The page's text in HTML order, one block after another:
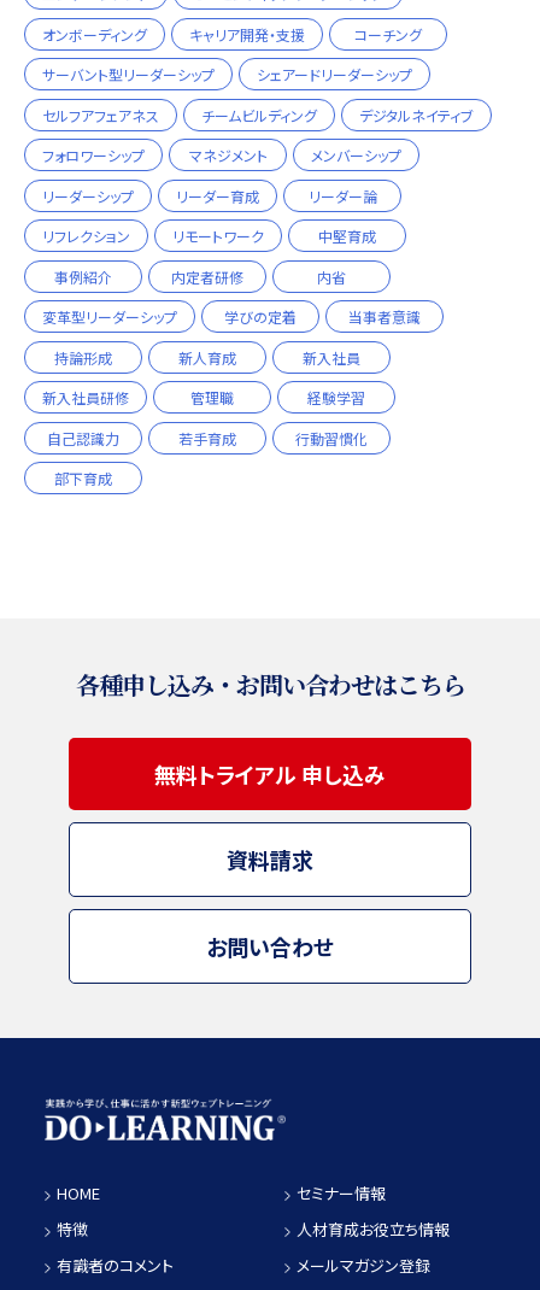
オンボーディング
キャリア開発・支援
コーチング
サーバント型リーダーシップ
シェアードリーダーシップ
セルフアフェアネス
チームビルディング
デジタルネイティブ
フォロワーシップ
マネジメント
メンバーシップ
リーダーシップ
リーダー育成
リーダー論
リフレクション
リモートワーク
中堅育成
事例紹介
内定者研修
内省
変革型リーダーシップ
学びの定着
当事者意識
持論形成
新人育成
新入社員
新入社員研修
管理職
経験学習
自己認識力
若手育成
行動習慣化
部下育成
各種申し込み・お問い合わせはこちら
無料トライアル 申し込み
資料請求
お問い合わせ
HOME
特徴
有識者のコメント
セミナー情報
人材育成お役立ち情報
メールマガジン登録